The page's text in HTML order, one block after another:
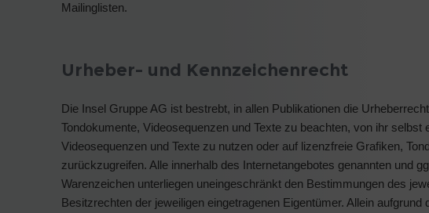
Mailinglisten.
Urheber- und Kennzeichenrecht
Die Insel Gruppe AG ist bestrebt, in allen Publikationen die
Tondokumente, Videosequenzen und Texte zu beachten, von ihr selbst
Videosequenzen und Texte zu nutzen oder auf lizenzfreie Grafiken,
zurückzugreifen. Alle innerhalb des Internetangebotes genannten und
Warenzeichen unterliegen uneingeschränkt den Bestimmungen des
Besitzrechten der jeweiligen eingetragenen Eigentümer. Allein